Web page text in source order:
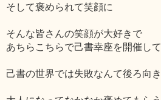
そして褒められて笑顔に
そんな皆さんの笑顔が大好きで
あちらこちらで己書幸座を開催し
己書の世界では失敗なんて後ろ向